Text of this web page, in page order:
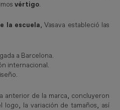
vértigo.
la escuela, Vasava estableció las
a Barcelona.
internacional.
anterior de la marca, concluyeron
logo, la variación de tamaños, así